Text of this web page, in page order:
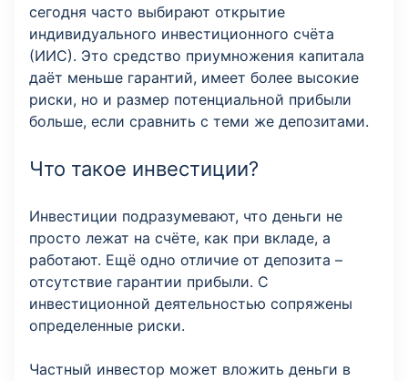
сегодня часто выбирают открытие
индивидуального инвестиционного счёта
(ИИС). Это средство приумножения капитала
даёт меньше гарантий, имеет более высокие
риски, но и размер потенциальной прибыли
больше, если сравнить с теми же депозитами.
Что такое инвестиции?
Инвестиции подразумевают, что деньги не
просто лежат на счёте, как при вкладе, а
работают. Ещё одно отличие от депозита –
отсутствие гарантии прибыли. С
инвестиционной деятельностью сопряжены
определенные риски.
Частный инвестор может вложить деньги в